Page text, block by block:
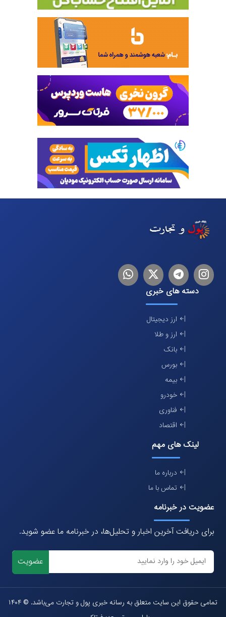
اینستاگرام
تلگرام توییترلینکدین
دسته های خبری
ارز دیجیتال
ارز و طلا
بانک
بورس
بیمه
خودرو
فناوری
اقتصاد
لینک های مهم
درباره ما
تماس با ما
عضویت در خبرنامه
برای دریافت آخرین اخبار و تحلیل‌ها، در خبرنامه ما عضو شوید.
عضویت
تمامی حقوق این سایت متعلق به رسانه خبری پول و تجارت می‌باشد. © ۱۴۰۴